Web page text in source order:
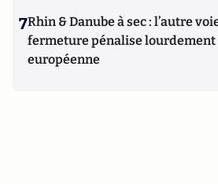
7Rhin & Danube à sec : l’autre
fermeture pénalise lourdement
européenne